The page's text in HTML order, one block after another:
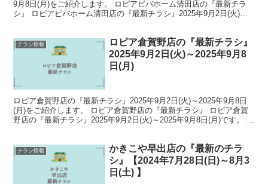
9月8日(月)をご紹介します。 ロピアビバホーム清田店の『最新チラ
シ』 ロピアビバホーム清田店の『最新チラシ』2025年9月2日(火)～
チラシ情報
ロピア倉賀野店の『最新チラシ』
2025年9月2日(火)～2025年9月8
日(月)
ロピア倉賀野店の『最新チラシ』2025年9月2日(火)～2025年9月8日
(月)をご紹介します。 ロピア倉賀野店の『最新チラシ』 ロピア倉賀
野店の『最新チラシ』2025年9月2日(火)～2025年9月8日(月)です。 チ
チラシ情報
かきこや早出店の『最新のチラ
シ』【2024年7月28日(日)～8月3
日(土) 】